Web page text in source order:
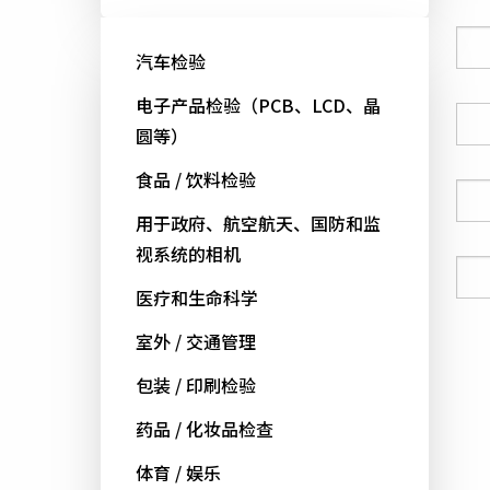
汽车检验
电子产品检验（PCB、LCD、晶
圆等）
食品 / 饮料检验
用于政府、航空航天、国防和监
视系统的相机
医疗和生命科学
室外 / 交通管理
包装 / 印刷检验
药品 / 化妆品检查
体育 / 娱乐
国家